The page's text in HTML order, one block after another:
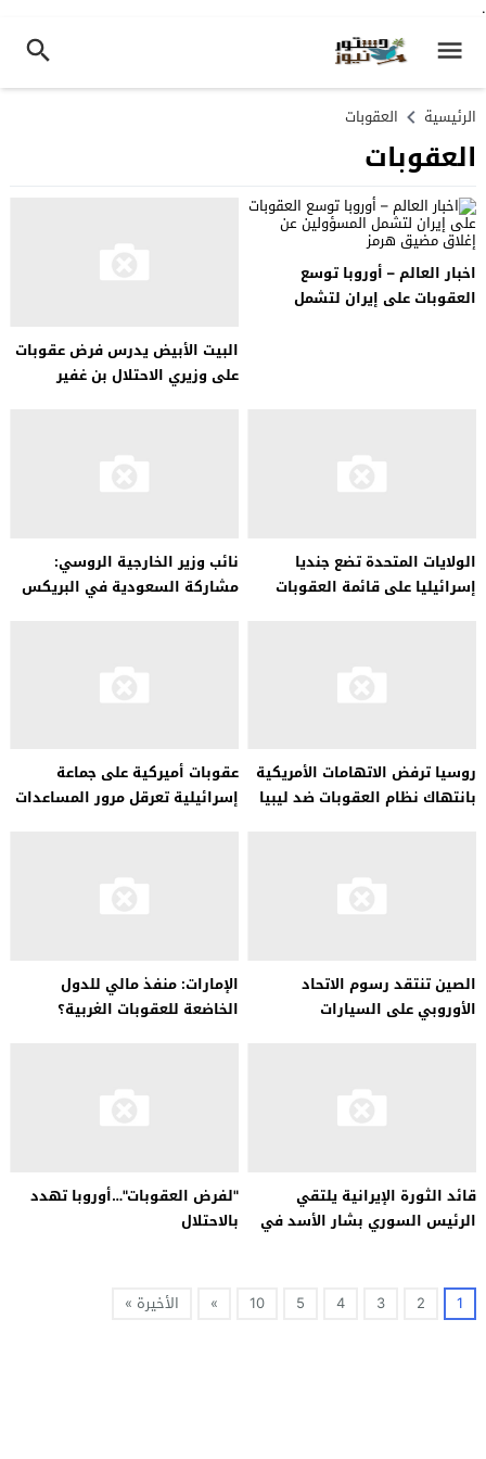
.
الرئيسية العقوبات
العقوبات
اخبار العالم – أوروبا توسع
العقوبات على إيران لتشمل
البيت الأبيض يدرس فرض عقوبات
على وزيري الاحتلال بن غفير
الولايات المتحدة تضع جنديا
إسرائيليا على قائمة العقوبات
نائب وزير الخارجية الروسي:
مشاركة السعودية في البريكس
روسيا ترفض الاتهامات الأمريكية
بانتهاك نظام العقوبات ضد ليبيا
عقوبات أميركية على جماعة
إسرائيلية تعرقل مرور المساعدات
الصين تنتقد رسوم الاتحاد
الأوروبي على السيارات
الإمارات: منفذ مالي للدول
الخاضعة للعقوبات الغربية؟
قائد الثورة الإيرانية يلتقي
الرئيس السوري بشار الأسد في
"لفرض العقوبات"…أوروبا تهدد
بالاحتلال
1
2
3
4
5
10
» الأخيرة »